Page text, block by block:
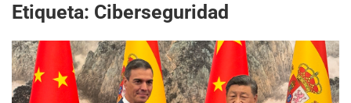
Etiqueta: Ciberseguridad